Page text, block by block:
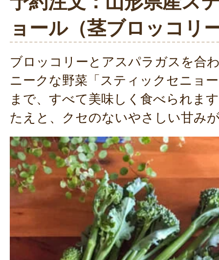
ョール（茎ブロッコリ
ブロッコリーとアスパラガスを合
ニークな野菜「スティックセニョ
まで、すべて美味しく食べられま
たえと、クセのないやさしい甘み